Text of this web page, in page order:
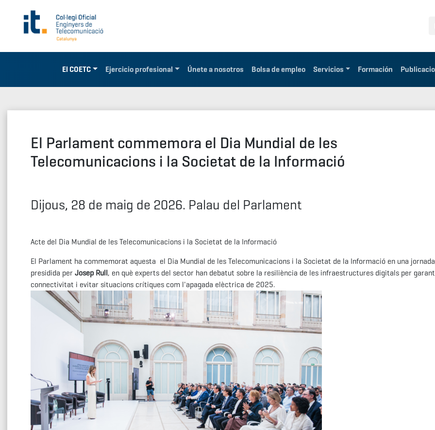
El COETC Ejercicio profesional Únete a nosotros Bolsa de empleo Servicios Formación
El Parlament commemora el Dia Mundial de les
Telecomunicacions i la Societat de la Informació
Dijous, 28 de maig de 2026. Palau del Parlament
Acte del Dia Mundial de les Telecomunicacions i la Societat de la Informació
El Parlament ha commemorat aquesta el Dia Mundial de les Telecomunicacions i la Societat de la Informació en una
presidida per Josep Rull, en què experts del sector han debatut sobre la resiliència de les infraestructures digitals per
connectivitat i evitar situacions crítiques com l'apagada elèctrica de 2025.